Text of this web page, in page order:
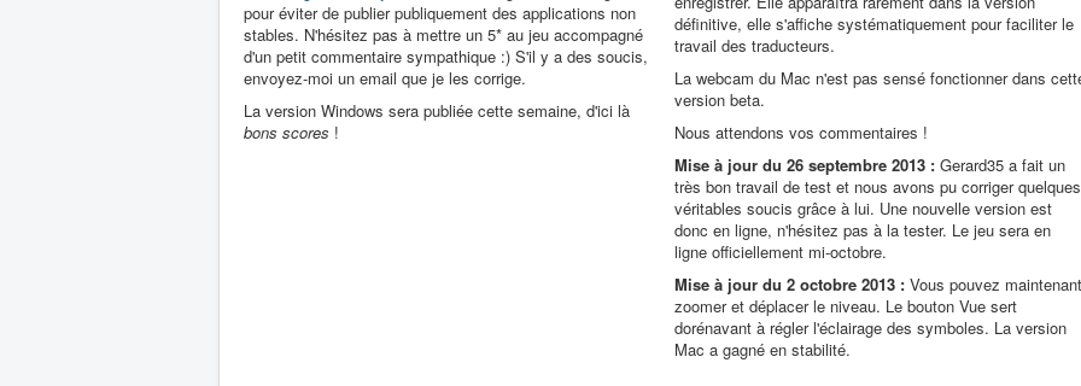
pour éviter de publier publiquement des applications non
stables. N'hésitez pas à mettre un 5* au jeu accompagné
d'un petit commentaire sympathique :) S'il y a des soucis,
envoyez-moi un email que je les corrige.
La version Windows sera publiée cette semaine, d'ici là
bons scores !
définitive, elle s'affiche systématiquement pour faciliter le
travail des traducteurs.
La webcam du Mac n'est pas sensé fonctionner dans
version beta.
Nous attendons vos commentaires !
Mise à jour du 26 septembre 2013 :Gerard35 a fait un
très bon travail de test et nous avons pu corriger quelques
véritables soucis grâce à lui. Une nouvelle version est
donc en ligne, n'hésitez pas à la tester. Le jeu sera en
ligne officiellement mi-octobre.
Mise à jour du 2 octobre 2013 :Vous pouvez
zoomer et déplacer le niveau. Le bouton Vue sert
dorénavant à régler l'éclairage des symboles. La version
Mac a gagné en stabilité.